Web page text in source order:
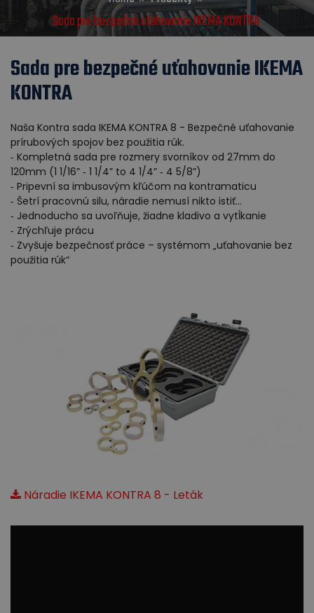
Sada pre bezpečné uťahovanie IKEMA KONTRA
Sada pre bezpečné uťahovanie IKEMA
KONTRA
Naša Kontra sada IKEMA KONTRA 8 - Bezpečné uťahovanie
prírubových spojov bez použitia rúk.
‐ Kompletná sada pre rozmery svorníkov od 27mm do
120mm (1 1/16” ‐ 1 1/4” to 4 1/4” ‐ 4 5/8”)
‐ Pripevní sa imbusovým kľúčom na kontramaticu
‐ Šetrí pracovnú silu, náradie nemusí nikto istiť...
‐ Jednoducho sa uvoľňuje, žiadne kladivo a vytĺkanie
‐ Zrýchľuje prácu
‐ Zvyšuje bezpečnosť práce – systémom „uťahovanie bez
použitia rúk“
Náradie IKEMA KONTRA 8 - Leták